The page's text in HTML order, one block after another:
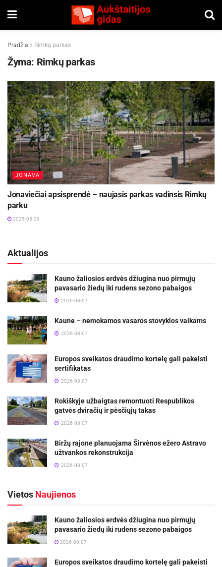
Pradžia » Rimkų parkas
Žyma: Rimkų parkas
JONAVA
Jonaviečiai apsisprendė – naujasis parkas vadinsis Rimkų
parku
2025-05-29
Aktualijos
Kauno žaliosios erdvės džiugina nuo pirmųjų
pavasario žiedų iki rudens sezono pabaigos
2026-08-07
Kaune – nemokamos vasaros stovyklos vaikams
2026-08-07
Europos sveikatos draudimo kortelę gali pakeisti
sertifikatas
2026-08-07
Rokiškyje užbaigtas remontuoti Respublikos
gatvės dviračių ir pėsčiųjų takas
2026-08-07
Biržų rajone planuojama Širvėnos ežero Astravo
užtvankos rekonstrukcija
2026-08-07
Vietos Naujienos
Kauno žaliosios erdvės džiugina nuo pirmųjų
pavasario žiedų iki rudens sezono pabaigos
2026-08-07
Europos sveikatos draudimo kortelę gali pakeisti